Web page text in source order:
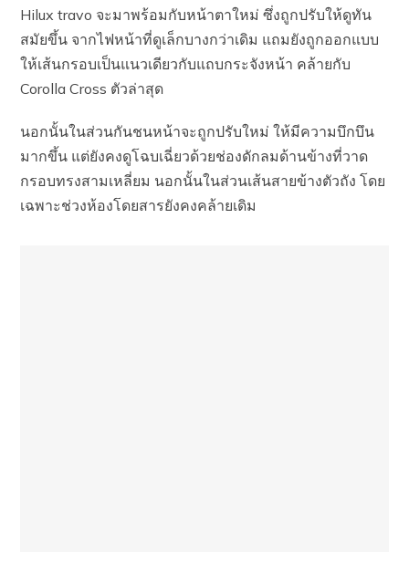
Hilux travo จะมาพร้อมกับหน้าตาใหม่ ซึ่งถูกปรับให้ดูทัน
สมัยขึ้น จากไฟหน้าที่ดูเล็กบางกว่าเดิม แถมยังถูกออกแบบ
ให้เส้นกรอบเป็นแนวเดียวกับแถบกระจังหน้า คล้ายกับ
Corolla Cross ตัวล่าสุด
นอกนั้นในส่วนกันชนหน้าจะถูกปรับใหม่ ให้มีความบึกบึน
มากขึ้น แต่ยังคงดูโฉบเฉี่ยวด้วยช่องดักลมด้านข้างที่วาด
กรอบทรงสามเหลี่ยม นอกนั้นในส่วนเส้นสายข้างตัวถัง โดย
เฉพาะช่วงห้องโดยสารยังคงคล้ายเดิม